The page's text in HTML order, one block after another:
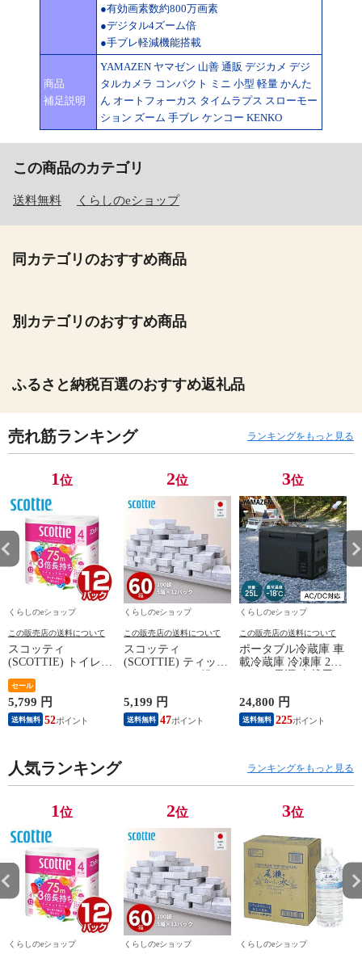
●有効画素数約800万画素
●デジタル4ズーム倍
●手ブレ軽減機能搭載
商品
補足説明
YAMAZEN ヤマゼン 山善 通販 デジカメ デジ
タルカメラ コンパクト ミニ 小型 軽量 かんた
ん オートフォーカス タイムラプス スローモー
ション ズーム 手ブレ ケンコー KENKO
この商品のカテゴリ
送料無料 くらしのeショップ
同カテゴリのおすすめ商品
別カテゴリのおすすめ商品
ふるさと納税百選のおすすめ返礼品
売れ筋ランキング ランキングをもっと見る
1位
くらしのeショップ
この販売店の送料について
スコッティ
(SCOTTIE) トイレッ
パック 3倍長持ち 4
ロール(ダブル) 4ロー
ル×12(48ロール) 3倍
ロール 3倍巻 トイレ
製紙クレシア 【送料
無料】
セール
5,799 円
送料無料 52
2位
くらしのeショップ
この販売店の送料について
スコッティ
(SCOTTIE) ティッシ
ティシュペーパー ま
とめ買い ケース販売
ボックスティッシュ
5,199 円
送料無料 47
3位
くらしのeショップ
この販売店の送料について
ポータブル冷蔵庫 車
載冷蔵庫 冷凍庫 25L
度 急速冷凍 コンプ
レッサー式 YFR-
AC252(B) ミニ冷蔵庫
カンド冷蔵庫 山善
24,800 円
送料無料 225
人気ランキング ランキングをもっと見る
1位
くらしのeショップ
2位
くらしのeショップ
3位
くらしのeショップ